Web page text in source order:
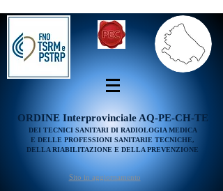
ORDINE Interprovinciale AQ-PE-CH-TE
DEI TECNICI SANITARI DI RADIOLOGIA MEDICA
E DELLE PROFESSIONI SANITARIE TECNICHE,
DELLA RIABILITAZIONE E DELLA PREVENZIONE
Sito in aggiornamento